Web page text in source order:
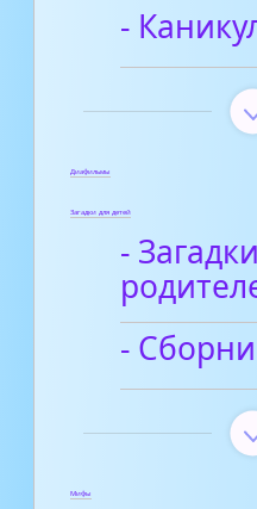
-
Диафильмы
Загадки для детей
-
-
Мифы